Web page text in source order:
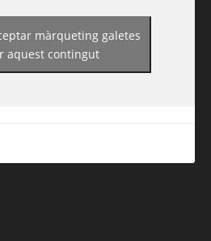
guiadereus/
màrqueting galetes
aquest contingut